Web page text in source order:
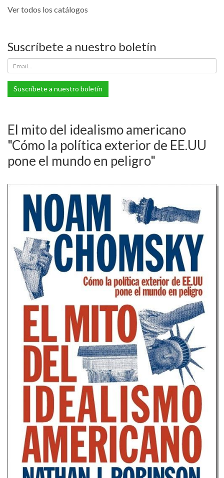
Ver todos los catálogos
Suscríbete a nuestro boletín
Suscríbete a nuestro boletín
El mito del idealismo americano
"Cómo la política exterior de EE.UU
pone el mundo en peligro"